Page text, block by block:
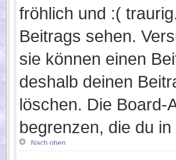
fröhlich und :(
Beitrags sehen.
sie können einen
deshalb deinen
löschen. Die Board-
begrenzen, die du
Nach oben